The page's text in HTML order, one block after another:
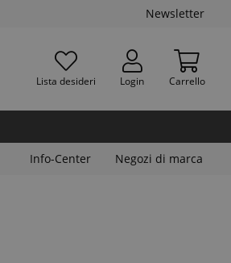
Newsletter
Lista desideri Login Carrello
Info-Center Negozi di marca